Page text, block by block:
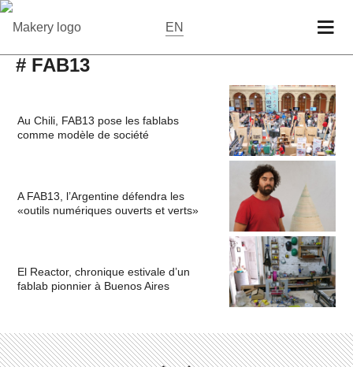
EN
# FAB13
Au Chili, FAB13 pose les fablabs
comme modèle de société
A FAB13, l’Argentine défendra les
«outils numériques ouverts et verts»
El Reactor, chronique estivale d’un
fablab pionnier à Buenos Aires